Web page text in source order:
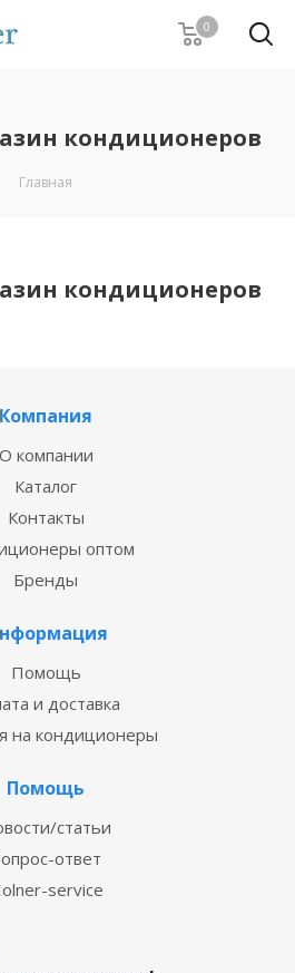
0
кондиционеров
Главная
кондиционеров
Компания
О компании
Каталог
Контакты
оптом
Бренды
Помощь
и доставка
на кондиционеры
Помощь
статьи
ответ
service